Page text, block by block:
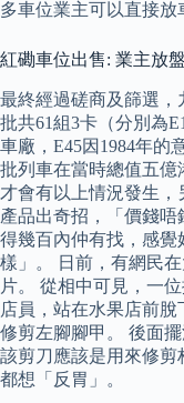
多車位業主可以直接放
紅磡車位出售: 業主放盤
最終經過磋商及篩選
批共61組3卡（分別為
車廠，E45因1984年的
批列車在當時總值五億
才會有以上情況發生
產品出奇招，「價錢唔
得幾百內仲有找，感覺
樣」。 日前，有網民
片。 從相中可見，一
店員，站在水果店前
修剪左腳腳甲。 後面
該剪刀應該是用來修剪
都想「反胃」。